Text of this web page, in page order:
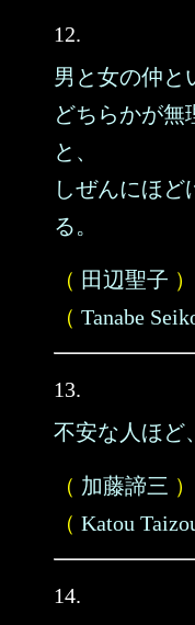
12.
男と女の仲と
どちらかが無
と、
しぜんにほど
る。
（ 田辺聖子 ）
（ Tanabe
13.
不安な人ほど
（ 加藤諦三 ）
（ Katou
14.